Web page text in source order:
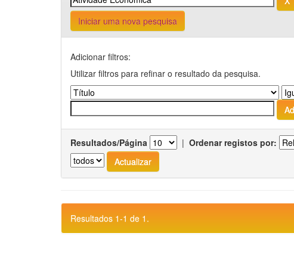
Iniciar uma nova pesquisa
Adicionar filtros:
Utilizar filtros para refinar o resultado da pesquisa.
Resultados/Página | Ordenar registos por:
Resultados 1-1 de 1.